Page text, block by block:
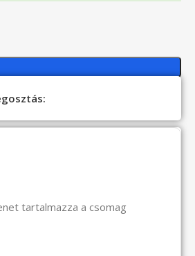
tartalmazza a csomag